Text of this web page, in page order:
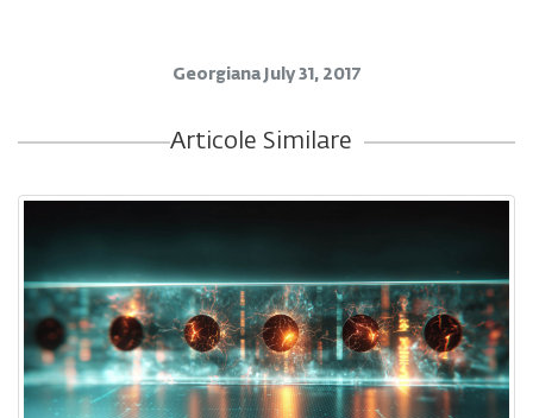
Georgiana July 31, 2017
Articole Similare